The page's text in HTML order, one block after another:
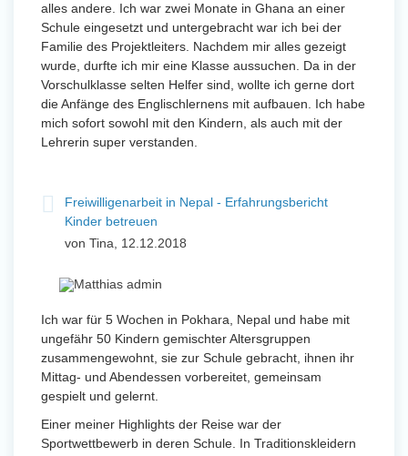
alles andere. Ich war zwei Monate in Ghana an einer
Schule eingesetzt und untergebracht war ich bei der
Familie des Projektleiters. Nachdem mir alles gezeigt
wurde, durfte ich mir eine Klasse aussuchen. Da in der
Vorschulklasse selten Helfer sind, wollte ich gerne dort
die Anfänge des Englischlernens mit aufbauen. Ich habe
mich sofort sowohl mit den Kindern, als auch mit der
Lehrerin super verstanden.
Freiwilligenarbeit in Nepal - Erfahrungsbericht
Kinder betreuen
von Tina, 12.12.2018
Ich war für 5 Wochen in Pokhara, Nepal und habe mit
ungefähr 50 Kindern gemischter Altersgruppen
zusammengewohnt, sie zur Schule gebracht, ihnen ihr
Mittag- und Abendessen vorbereitet, gemeinsam
gespielt und gelernt.
Einer meiner Highlights der Reise war der
Sportwettbewerb in deren Schule. In Traditionskleidern